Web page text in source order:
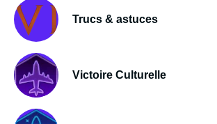
Trucs & astuces
Victoire Culturelle